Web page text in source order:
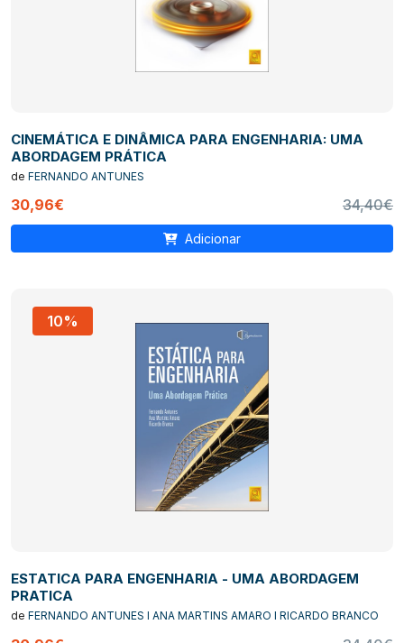
CINEMÁTICA E DINÂMICA PARA ENGENHARIA: UMA
ABORDAGEM PRÁTICA
de FERNANDO ANTUNES
30,96€ 34,40€
Adicionar
10%
ESTATICA PARA ENGENHARIA - UMA ABORDAGEM
PRATICA
de FERNANDO ANTUNES I ANA MARTINS AMARO I RICARDO BRANCO